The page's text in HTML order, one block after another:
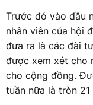
Trước đó vào đầu
nhân viên của hội
đưa ra là các đài
được xem xét cho
cho cộng đồng.
tuần nữa là tròn 21